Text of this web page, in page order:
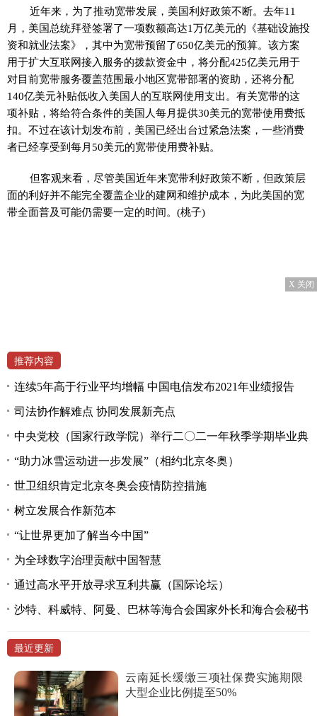
近年来，为了推动宽带发展，美国利好政策不断。去年11
月，美国总统拜登签署了一项数额高达1万亿美元的《基础设施投
资和就业法案》，其中为宽带预留了650亿美元的预算。该方案
用于扩大互联网接入服务的拨款资金中，将分配425亿美元用于
对目前宽带服务覆盖范围最小地区宽带部署的资助，还将分配
140亿美元补贴低收入美国人的互联网使用支出。有关宽带的这
项补贴，将给符合条件的美国人每月提供30美元的宽带使用费抵
扣。不过在该计划发布前，美国已经出台过紧急法案，一些消费
者已经享受到每月50美元的宽带使用费补贴。
但客观来看，尽管美国近年来宽带利好政策不断，但政策层
面的利好并不能完全覆盖企业的建网和维护成本，为此美国的宽
带全面普及可能仍需要一定的时间。(桃子)
X 关闭
推荐内容
连续5年高于行业平均增幅 中国电信发布2021年业绩报告
司法协作解难点 协同发展新亮点
中央党校（国家行政学院）举行二〇二一年秋季学期毕业典
“助力冰雪运动进一步发展”（相约北京冬奥）
世卫组织肯定北京冬奥会疫情防控措施
树立发展合作新范本
“让世界更加了解当今中国”
为全球数字治理贡献中国智慧
通过高水平开放寻求互利共赢（国际论坛）
沙特、科威特、阿曼、巴林等海合会国家外长和海合会秘书
最近更新
云南延长缓缴三项社保费实施期限
大型企业比例提至50%